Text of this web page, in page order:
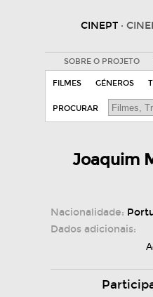
CINEPT ·
SOBRE O PROJETO
FILMES GÉNEROS
PROCURAR
Joaquim
Nacionalidade:
Dados adicionais: